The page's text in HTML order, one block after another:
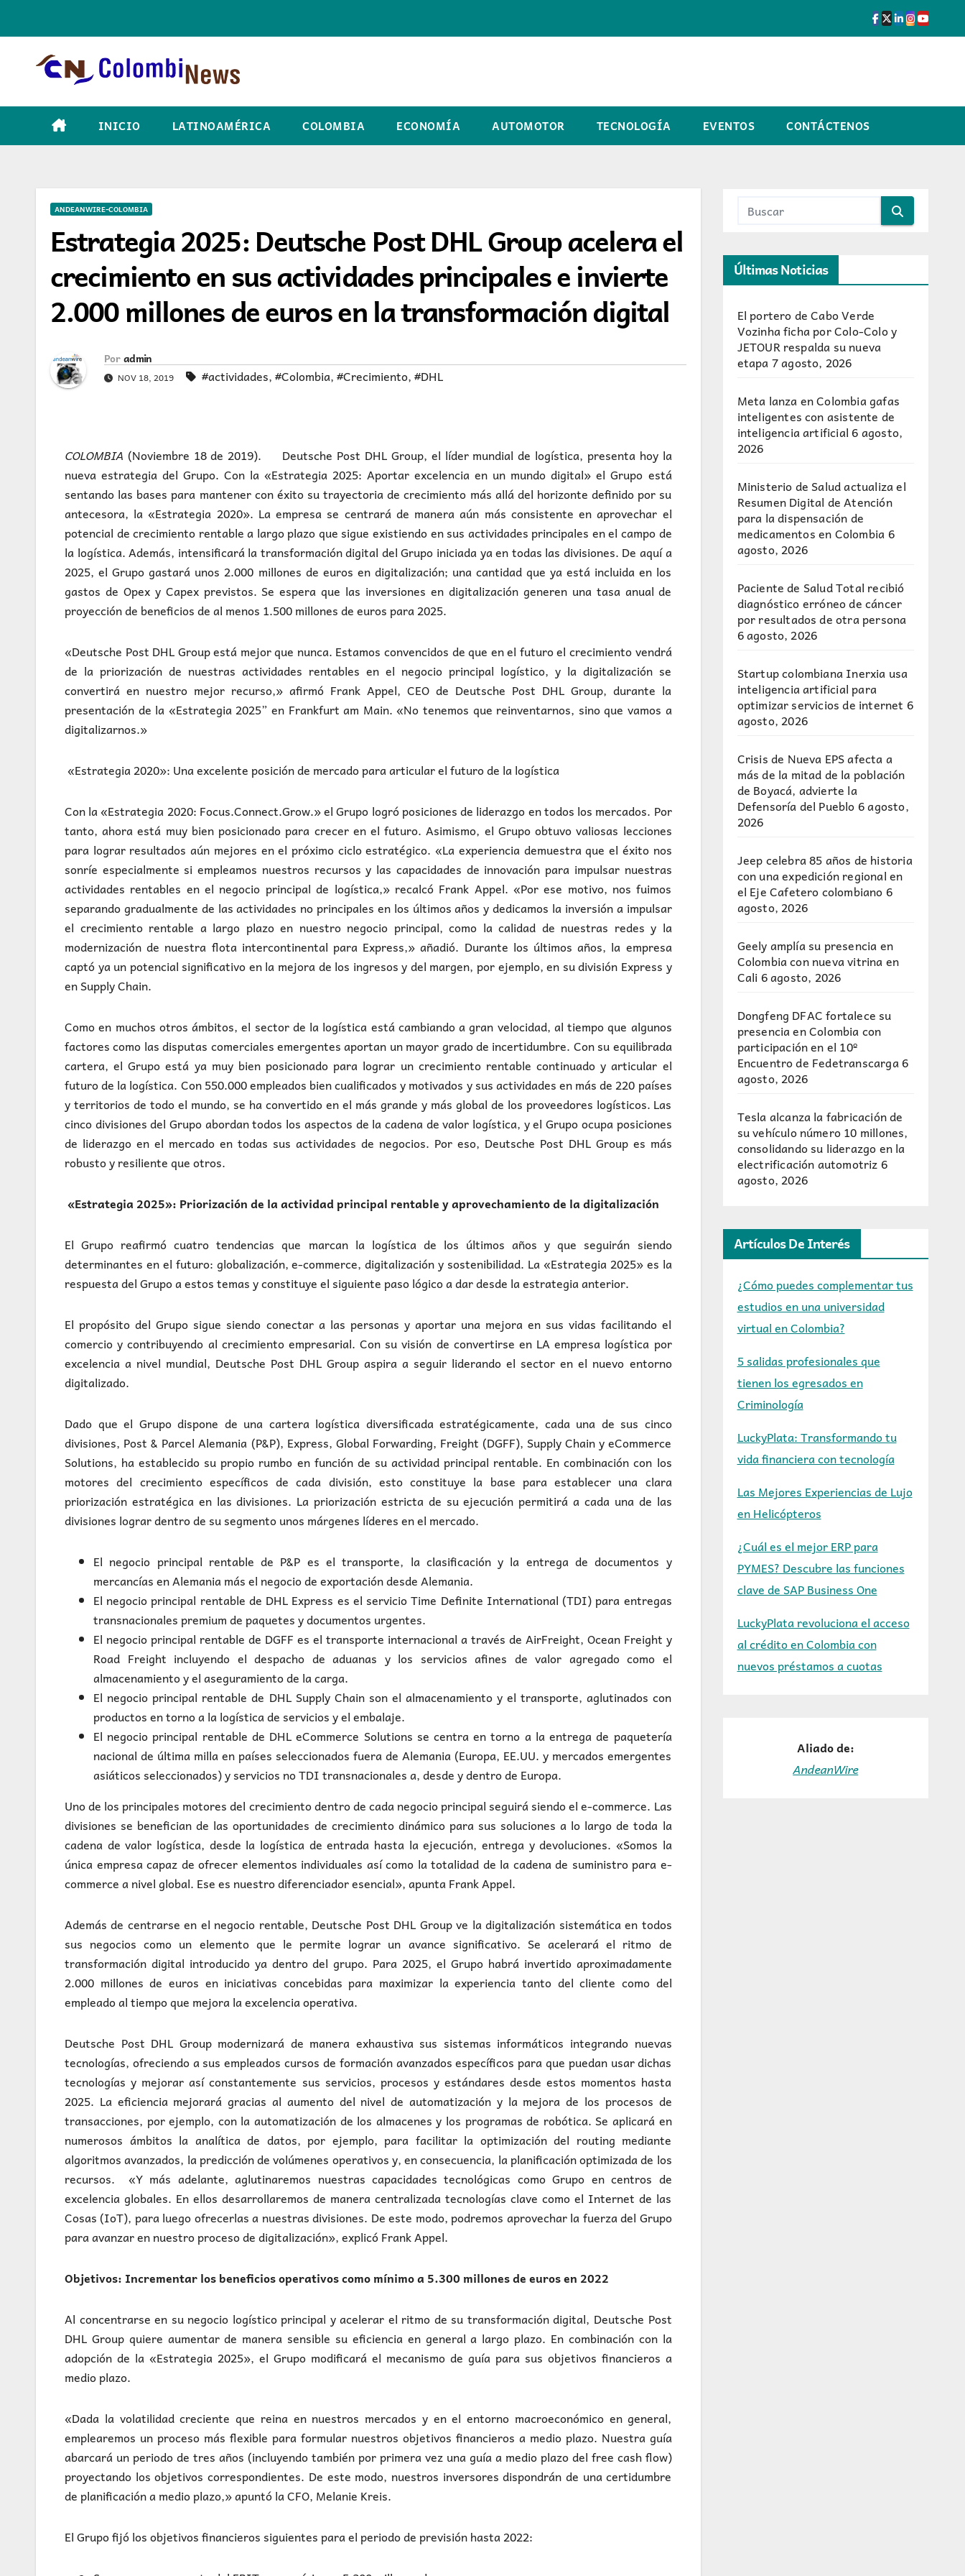
INICIO LATINOAMÉRICA COLOMBIA ECONOMÍA AUTOMOTOR TECNOLOGÍA EVENTOS CONTÁCTENOS
ANDEANWIRE-COLOMBIA
Estrategia 2025: Deutsche Post DHL Group acelera el
crecimiento en sus actividades principales e invierte
2.000 millones de euros en la transformación digital
Por admin
NOV 18, 2019 #actividades,#Colombia,#Crecimiento,#DHL
COLOMBIA (Noviembre 18 de 2019). Deutsche Post DHL Group, el líder mundial de logística, presenta hoy la
nueva estrategia del Grupo. Con la «Estrategia 2025: Aportar excelencia en un mundo digital» el Grupo está
sentando las bases para mantener con éxito su trayectoria de crecimiento más allá del horizonte definido por su
antecesora, la «Estrategia 2020». La empresa se centrará de manera aún más consistente en aprovechar el
potencial de crecimiento rentable a largo plazo que sigue existiendo en sus actividades principales en el campo de
la logística. Además, intensificará la transformación digital del Grupo iniciada ya en todas las divisiones. De aquí a
2025, el Grupo gastará unos 2.000 millones de euros en digitalización; una cantidad que ya está incluida en los
gastos de Opex y Capex previstos. Se espera que las inversiones en digitalización generen una tasa anual de
proyección de beneficios de al menos 1.500 millones de euros para 2025.
«Deutsche Post DHL Group está mejor que nunca. Estamos convencidos de que en el futuro el crecimiento vendrá
de la priorización de nuestras actividades rentables en el negocio principal logístico, y la digitalización se
convertirá en nuestro mejor recurso,» afirmó Frank Appel, CEO de Deutsche Post DHL Group, durante la
presentación de la «Estrategia 2025” en Frankfurt am Main. «No tenemos que reinventarnos, sino que vamos a
digitalizarnos.»
«Estrategia 2020»: Una excelente posición de mercado para articular el futuro de la logística
Con la «Estrategia 2020: Focus.Connect.Grow.» el Grupo logró posiciones de liderazgo en todos los mercados. Por
tanto, ahora está muy bien posicionado para crecer en el futuro. Asimismo, el Grupo obtuvo valiosas lecciones
para lograr resultados aún mejores en el próximo ciclo estratégico. «La experiencia demuestra que el éxito nos
sonríe especialmente si empleamos nuestros recursos y las capacidades de innovación para impulsar nuestras
actividades rentables en el negocio principal de logística,» recalcó Frank Appel. «Por ese motivo, nos fuimos
separando gradualmente de las actividades no principales en los últimos años y dedicamos la inversión a impulsar
el crecimiento rentable a largo plazo en nuestro negocio principal, como la calidad de nuestras redes y la
modernización de nuestra flota intercontinental para Express,» añadió. Durante los últimos años, la empresa
captó ya un potencial significativo en la mejora de los ingresos y del margen, por ejemplo, en su división Express y
en Supply Chain.
Como en muchos otros ámbitos, el sector de la logística está cambiando a gran velocidad, al tiempo que algunos
factores como las disputas comerciales emergentes aportan un mayor grado de incertidumbre. Con su equilibrada
cartera, el Grupo está ya muy bien posicionado para lograr un crecimiento rentable continuado y articular el
futuro de la logística. Con 550.000 empleados bien cualificados y motivados y sus actividades en más de 220 países
y territorios de todo el mundo, se ha convertido en el más grande y más global de los proveedores logísticos. Las
cinco divisiones del Grupo abordan todos los aspectos de la cadena de valor logística, y el Grupo ocupa posiciones
de liderazgo en el mercado en todas sus actividades de negocios. Por eso, Deutsche Post DHL Group es más
robusto y resiliente que otros.
«Estrategia 2025»: Priorización de la actividad principal rentable y aprovechamiento de la digitalización
El Grupo reafirmó cuatro tendencias que marcan la logística de los últimos años y que seguirán siendo
determinantes en el futuro: globalización, e-commerce, digitalización y sostenibilidad. La «Estrategia 2025» es la
respuesta del Grupo a estos temas y constituye el siguiente paso lógico a dar desde la estrategia anterior.
El propósito del Grupo sigue siendo conectar a las personas y aportar una mejora en sus vidas facilitando el
comercio y contribuyendo al crecimiento empresarial. Con su visión de convertirse en LA empresa logística por
excelencia a nivel mundial, Deutsche Post DHL Group aspira a seguir liderando el sector en el nuevo entorno
digitalizado.
Dado que el Grupo dispone de una cartera logística diversificada estratégicamente, cada una de sus cinco
divisiones, Post & Parcel Alemania (P&P), Express, Global Forwarding, Freight (DGFF), Supply Chain y eCommerce
Solutions, ha establecido su propio rumbo en función de su actividad principal rentable. En combinación con los
motores del crecimiento específicos de cada división, esto constituye la base para establecer una clara
priorización estratégica en las divisiones. La priorización estricta de su ejecución permitirá a cada una de las
divisiones lograr dentro de su segmento unos márgenes líderes en el mercado.
El negocio principal rentable de P&P es el transporte, la clasificación y la entrega de documentos y
mercancías en Alemania más el negocio de exportación desde Alemania.
El negocio principal rentable de DHL Express es el servicio Time Definite International (TDI) para entregas
transnacionales premium de paquetes y documentos urgentes.
El negocio principal rentable de DGFF es el transporte internacional a través de AirFreight, Ocean Freight y
Road Freight incluyendo el despacho de aduanas y los servicios afines de valor agregado como el
almacenamiento y el aseguramiento de la carga.
El negocio principal rentable de DHL Supply Chain son el almacenamiento y el transporte, aglutinados con
productos en torno a la logística de servicios y el embalaje.
El negocio principal rentable de DHL eCommerce Solutions se centra en torno a la entrega de paquetería
nacional de última milla en países seleccionados fuera de Alemania (Europa, EE.UU. y mercados emergentes
asiáticos seleccionados) y servicios no TDI transnacionales a, desde y dentro de Europa.
Uno de los principales motores del crecimiento dentro de cada negocio principal seguirá siendo el e-commerce. Las
divisiones se benefician de las oportunidades de crecimiento dinámico para sus soluciones a lo largo de toda la
cadena de valor logística, desde la logística de entrada hasta la ejecución, entrega y devoluciones. «Somos la
única empresa capaz de ofrecer elementos individuales así como la totalidad de la cadena de suministro para e-
commerce a nivel global. Ese es nuestro diferenciador esencial», apunta Frank Appel.
Además de centrarse en el negocio rentable, Deutsche Post DHL Group ve la digitalización sistemática en todos
sus negocios como un elemento que le permite lograr un avance significativo. Se acelerará el ritmo de
transformación digital introducido ya dentro del grupo. Para 2025, el Grupo habrá invertido aproximadamente
2.000 millones de euros en iniciativas concebidas para maximizar la experiencia tanto del cliente como del
empleado al tiempo que mejora la excelencia operativa.
Deutsche Post DHL Group modernizará de manera exhaustiva sus sistemas informáticos integrando nuevas
tecnologías, ofreciendo a sus empleados cursos de formación avanzados específicos para que puedan usar dichas
tecnologías y mejorar así constantemente sus servicios, procesos y estándares desde estos momentos hasta
2025. La eficiencia mejorará gracias al aumento del nivel de automatización y la mejora de los procesos de
transacciones, por ejemplo, con la automatización de los almacenes y los programas de robótica. Se aplicará en
numerosos ámbitos la analítica de datos, por ejemplo, para facilitar la optimización del routing mediante
algoritmos avanzados, la predicción de volúmenes operativos y, en consecuencia, la planificación optimizada de los
recursos. «Y más adelante, aglutinaremos nuestras capacidades tecnológicas como Grupo en centros de
excelencia globales. En ellos desarrollaremos de manera centralizada tecnologías clave como el Internet de las
Cosas (IoT), para luego ofrecerlas a nuestras divisiones. De este modo, podremos aprovechar la fuerza del Grupo
para avanzar en nuestro proceso de digitalización», explicó Frank Appel.
Objetivos: Incrementar los beneficios operativos como mínimo a 5.300 millones de euros en 2022
Al concentrarse en su negocio logístico principal y acelerar el ritmo de su transformación digital, Deutsche Post
DHL Group quiere aumentar de manera sensible su eficiencia en general a largo plazo. En combinación con la
adopción de la «Estrategia 2025», el Grupo modificará el mecanismo de guía para sus objetivos financieros a
medio plazo.
«Dada la volatilidad creciente que reina en nuestros mercados y en el entorno macroeconómico en general,
emplearemos un proceso más flexible para formular nuestros objetivos financieros a medio plazo. Nuestra guía
abarcará un periodo de tres años (incluyendo también por primera vez una guía a medio plazo del free cash flow)
proyectando los objetivos correspondientes. De este modo, nuestros inversores dispondrán de una certidumbre
de planificación a medio plazo,» apuntó la CFO, Melanie Kreis.
El Grupo fijó los objetivos financieros siguientes para el periodo de previsión hasta 2022:
Últimas Noticias
El portero de Cabo Verde
Vozinha ficha por Colo-Colo y
JETOUR respalda su nueva
etapa7 agosto, 2026
Meta lanza en Colombia gafas
inteligentes con asistente de
inteligencia artificial 6 agosto,
2026
Ministerio de Salud actualiza el
Resumen Digital de Atención
para la dispensación de
medicamentos en Colombia6
agosto, 2026
Paciente de Salud Total recibió
diagnóstico erróneo de cáncer
por resultados de otra persona
6 agosto, 2026
Startup colombiana Inerxia usa
inteligencia artificial para
optimizar servicios de internet 6
agosto, 2026
Crisis de Nueva EPS afecta a
más de la mitad de la población
de Boyacá, advierte la
Defensoría del Pueblo6 agosto,
2026
Jeep celebra 85 años de historia
con una expedición regional en
el Eje Cafetero colombiano6
agosto, 2026
Geely amplía su presencia en
Colombia con nueva vitrina en
Cali 6 agosto, 2026
Dongfeng DFAC fortalece su
presencia en Colombia con
participación en el 10º
Encuentro de Fedetranscarga6
agosto, 2026
Tesla alcanza la fabricación de
su vehículo número 10 millones,
consolidando su liderazgo en la
electrificación automotriz6
agosto, 2026
Artículos De Interés
¿Cómo puedes complementar tus
estudios en una universidad
virtual en Colombia?
5 salidas profesionales que
tienen los egresados en
Criminología
LuckyPlata: Transformando tu
vida financiera con tecnología
Las Mejores Experiencias de Lujo
en Helicópteros
¿Cuál es el mejor ERP para
PYMES? Descubre las funciones
clave de SAP Business One
LuckyPlata revoluciona el acceso
al crédito en Colombia con
nuevos préstamos a cuotas
Aliado de:
AndeanWire